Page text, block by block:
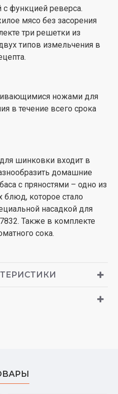
с функцией реверса.
мясо без засорения
три решетки из
типов измельчения в
ножами для
в течение всего срока
шинковки входит в
домашние
с пряностями – одно из
блюд, которое стало
насадкой для
Также в комплекте
сока.